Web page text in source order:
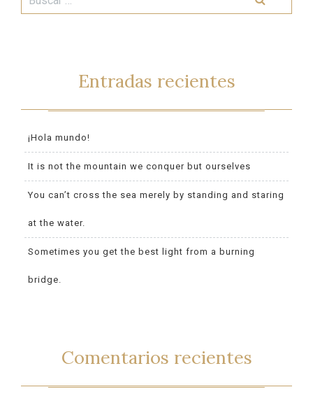
Entradas recientes
¡Hola mundo!
It is not the mountain we conquer but ourselves
You can’t cross the sea merely by standing and staring
at the water.
Sometimes you get the best light from a burning
bridge.
Comentarios recientes